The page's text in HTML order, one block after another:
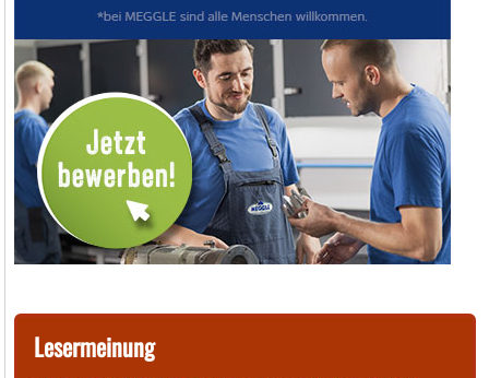
Lesermeinung